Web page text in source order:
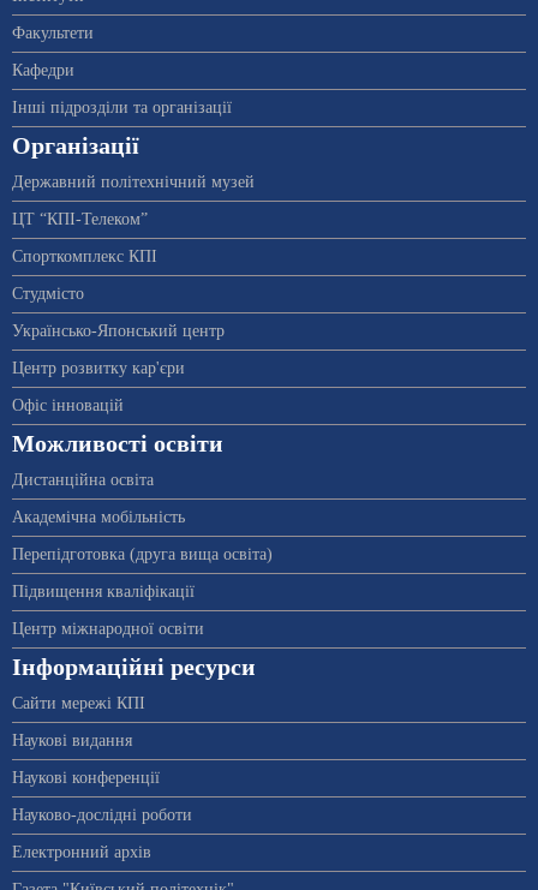
Факультети
Кафедри
Інші підрозділи та організації
Організації
Державний політехнічний музей
ЦТ “КПІ-Телеком”
Спорткомплекс КПІ
Студмісто
Українсько-Японський центр
Центр розвитку кар'єри
Офіс інновацій
Можливості освіти
Дистанційна освіта
Академічна мобільність
Перепідготовка (друга вища освіта)
Підвищення кваліфікації
Центр міжнародної освіти
Інформаційні ресурси
Сайти мережі КПІ
Наукові видання
Наукові конференції
Науково-дослідні роботи
Електронний архів